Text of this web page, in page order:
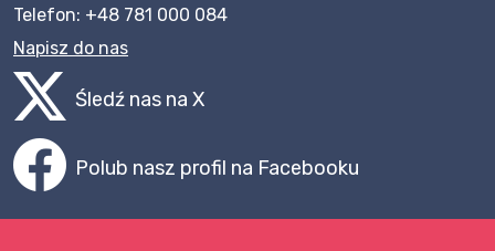
Telefon: +48 781 000 084
Napisz do nas
Śledź nas na X
Polub nasz profil na Facebooku